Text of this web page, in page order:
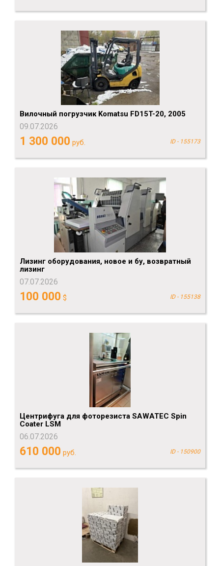
Вилочный погрузчик Komatsu FD15T-20, 2005
09.07.2026
1 300 000 руб. ID - 155173
Лизинг оборудования, новое и бу, возвратный
лизинг
07.07.2026
100 000 $ ID - 155138
Центрифуга для фоторезиста SAWATEC Spin
Coater LSM
06.07.2026
610 000 руб. ID - 150900